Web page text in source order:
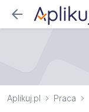
Aplikuj.pl Praca